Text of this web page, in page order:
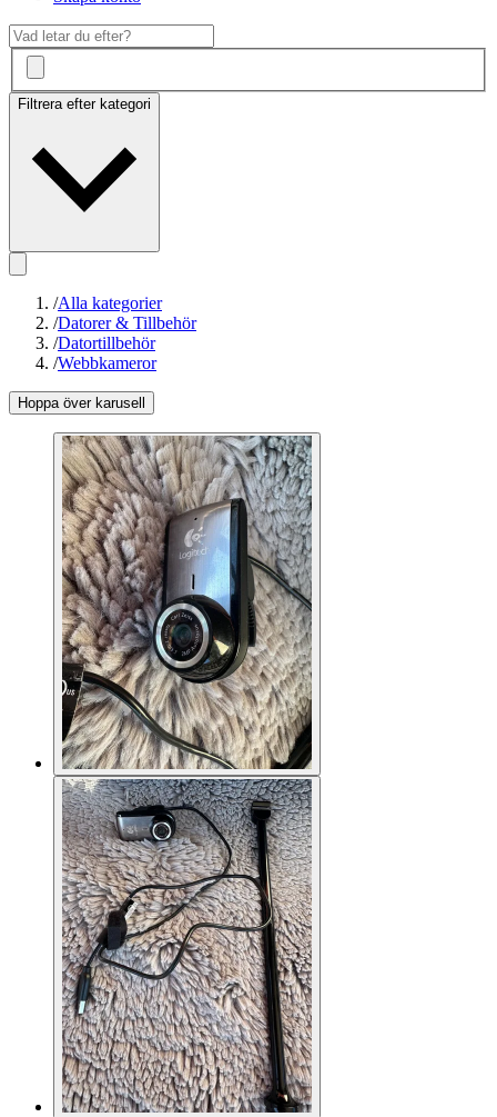
Filtrera efter kategori
/Alla kategorier
/Datorer & Tillbehör
/Datortillbehör
/Webbkameror
Hoppa över karusell